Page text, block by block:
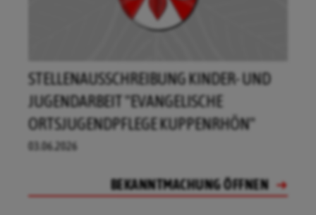
STELLENAUSSCHREIBUNG KINDER- UND
JUGENDARBEIT "EVANGELISCHE
ORTSJUGENDPFLEGE KUPPENRHÖN"
03.06.2026
BEKANNTMACHUNG ÖFFNEN
BEKANNTMACHUNG ÖFFNEN